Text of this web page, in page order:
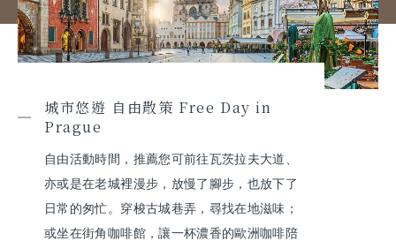
城市悠遊 自由散策 Free Day in
Prague
自由活動時間，推薦您可前往瓦茨拉夫大道、
亦或是在老城裡漫步，放慢了腳步，也放下了
日常的匆忙。穿梭古城巷弄，尋找在地滋味；
或坐在街角咖啡館，讓一杯濃香的歐洲咖啡陪